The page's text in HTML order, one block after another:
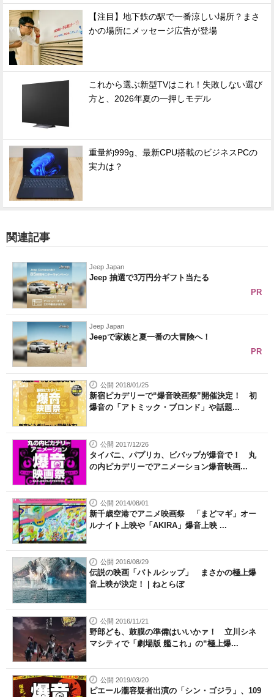
【注目】地下鉄の駅で一番涼しい場所？まさ
かの場所にメッセージ広告が登場
これから選ぶ新型TVはこれ！失敗しない選び
方と、2026年夏の一押しモデル
重量約999g、最新CPU搭載のビジネスPCの
実力は？
関連記事
Jeep Japan
Jeep 抽選で3万円分ギフト当たる
PR
Jeep Japan
Jeepで家族と夏一番の大冒険へ！
PR
公開 2018/01/25
新宿ピカデリーで“爆音映画祭”開催決定！ 初
爆音の「アトミック・ブロンド」や話題...
公開 2017/12/26
タイバニ、パプリカ、ビバップが爆音で！ 丸
の内ピカデリーでアニメーション爆音映画...
公開 2014/08/01
新千歳空港でアニメ映画祭 「まどマギ」オー
ルナイト上映や「AKIRA」爆音上映 ...
公開 2016/08/29
伝説の映画「バトルシップ」 まさかの極上爆
音上映が決定！ | ねとらぼ
公開 2016/11/21
野郎ども、鼓膜の準備はいいかァ！ 立川シネ
マシティで「劇場版 艦これ」の“極上爆...
公開 2019/03/20
ピエール瀧容疑者出演の「シン・ゴジラ」、109